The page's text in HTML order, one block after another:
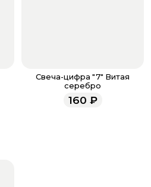
Свеча-цифра "7" Витая
серебро
160 ₽